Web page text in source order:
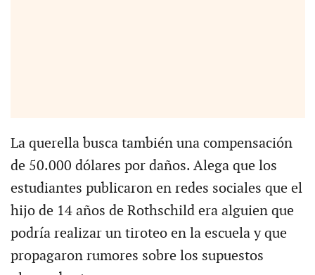
La querella busca también una compensación
de 50.000 dólares por daños. Alega que los
estudiantes publicaron en redes sociales que el
hijo de 14 años de Rothschild era alguien que
podría realizar un tiroteo en la escuela y que
propagaron rumores sobre los supuestos